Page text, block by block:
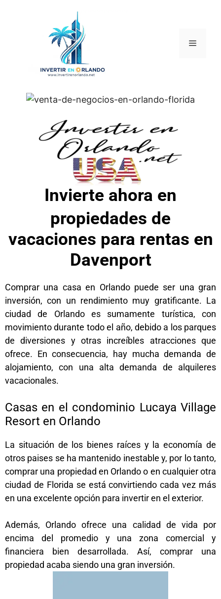
Invierte ahora en
propiedades de
vacaciones para rentas en
Davenport
Comprar una casa en Orlando puede ser una gran
inversión, con un rendimiento muy gratificante. La
ciudad de Orlando es sumamente turística, con
movimiento durante todo el año, debido a los parques
de diversiones y otras increíbles atracciones que
ofrece. En consecuencia, hay mucha demanda de
alojamiento, con una alta demanda de alquileres
vacacionales.
Casas en el condominio Lucaya Village
Resort en Orlando
La situación de los bienes raíces y la economía de
otros paises se ha mantenido inestable y, por lo tanto,
comprar una propiedad en Orlando o en cualquier otra
ciudad de Florida se está convirtiendo cada vez más
en una excelente opción para invertir en el exterior.
Además, Orlando ofrece una calidad de vida por
encima del promedio y una zona comercial y
financiera bien desarrollada. Así, comprar una
propiedad acaba siendo una gran inversión.